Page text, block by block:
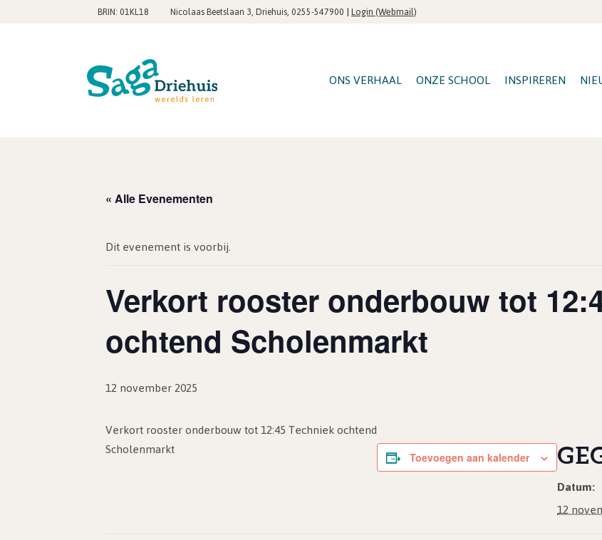
BRIN: 01KL18 Nicolaas Beetslaan 3, Driehuis, 0255-547900 |Login (Webmail)
ONS VERHAAL ONZE SCHOOL INSPIREREN
« Alle Evenementen
Dit evenement is voorbij.
Verkort rooster onderbouw tot
ochtend Scholenmarkt
12 november 2025
Verkort rooster onderbouw tot 12:45 Techniek ochtend
Scholenmarkt
Toevoegen aan kalender
Datum:
12